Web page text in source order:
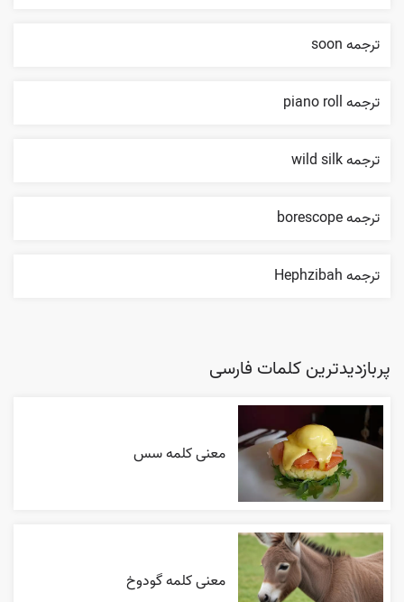
ترجمه soon
ترجمه piano roll
ترجمه wild silk
ترجمه borescope
ترجمه Hephzibah
پربازدیدترین کلمات فارسی
معنی کلمه سس
معنی کلمه گودوخ